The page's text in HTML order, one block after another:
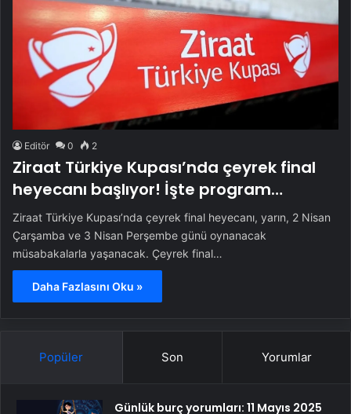
Editör 0 2
Ziraat Türkiye Kupası’nda çeyrek final
heyecanı başlıyor! İşte program…
Ziraat Türkiye Kupası’nda çeyrek final heyecanı, yarın, 2 Nisan
Çarşamba ve 3 Nisan Perşembe günü oynanacak
müsabakalarla yaşanacak. Çeyrek final…
Daha Fazlasını Oku »
Popüler Son Yorumlar
Günlük burç yorumları: 11 Mayıs 2025